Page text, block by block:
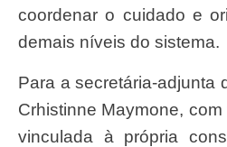
coordenar o cuidado e
demais níveis do sistema.
Para a secretária-adjunta de Estado de Saúde,
Crhistinne Maymone,
vinculada à própria